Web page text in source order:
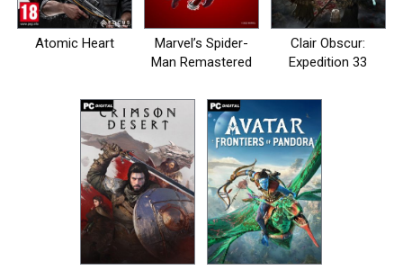
Atomic Heart
Marvel’s Spider-
Man Remastered
Clair Obscur:
Expedition 33